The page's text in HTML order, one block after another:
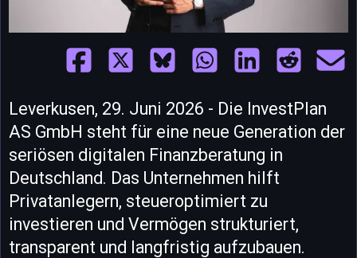
Leverkusen, 29. Juni 2026 - Die InvestPlan
AS GmbH steht für eine neue Generation der
seriösen digitalen Finanzberatung in
Deutschland. Das Unternehmen hilft
Privatanlegern, steueroptimiert zu
investieren und Vermögen strukturiert,
transparent und langfristig aufzubauen.